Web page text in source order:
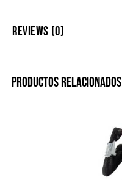
REVIEWS (0)
PRODUCTOS RELACIONADOS